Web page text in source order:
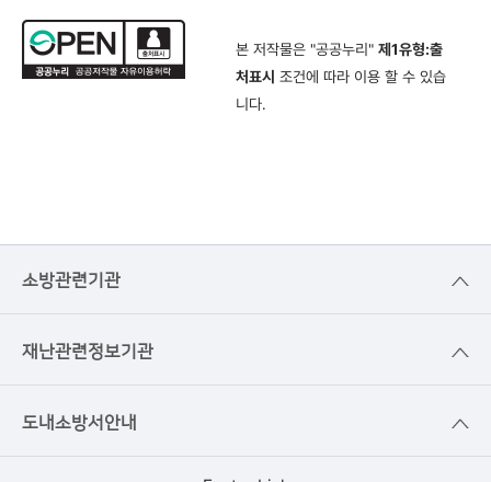
본 저작물은 "공공누리" 제1유형:출
처표시 조건에 따라 이용 할 수 있습
니다.
소방관련기관
재난관련정보기관
도내소방서안내